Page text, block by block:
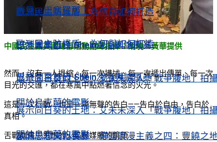
歐洲民主防護盾 為何與如何打造
巴黎開業首日 Shein深陷輿論風暴
展示向日葵的土地：艾未未深入「戰爭腹地」拍
關於烏克蘭的電影
歐洲思想文化長廊：德國浪漫主義之四：豐饒之
再見，巴塞羅那！
歐洲民主防護盾 為何與如何打造
巴黎開業首日 Shein深陷輿論風暴
展示向日葵的土地：艾未未深入「戰爭腹地」拍
關於烏克蘭的電影
中國民主黨英國總部活動副總指揮：胡曉。黃華提供
然而，沒有一人退縮。每一次講述、每一次遞出傳單、每一次
目光的交匯，都在寒風中點燃著信念的火光。
這是一次行動，也是一場無聲的告白——告白於自由，告白於
真相。
舌戰群儒：思想的火焰與媒體的鏡頭